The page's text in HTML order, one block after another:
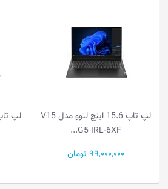
لپ تاپ 15.6 اینچ لنوو مدل V15
G5 IRL-6XF...
99,000,000 تومان